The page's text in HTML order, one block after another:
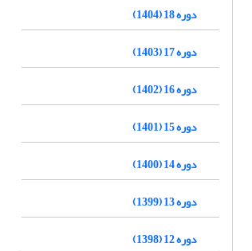
دوره 18 (1404)
دوره 17 (1403)
دوره 16 (1402)
دوره 15 (1401)
دوره 14 (1400)
دوره 13 (1399)
دوره 12 (1398)